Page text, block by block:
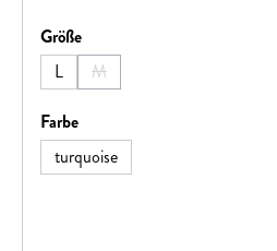
Größeauswählen
L
M
(Diese Option ist zurzeit nicht
Farbeauswählen
turquoise